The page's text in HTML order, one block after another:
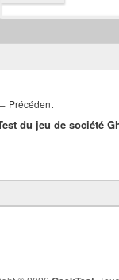
PrécédentArticle
précédent :
du jeu de société